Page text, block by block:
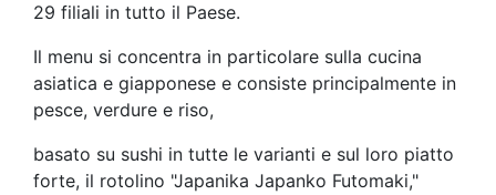
29 filiali in tutto il Paese.
Il menu si concentra in particolare sulla cucina
asiatica e giapponese e consiste principalmente in
pesce, verdure e riso,
basato su sushi in tutte le varianti e sul loro piatto
forte, il rotolino "Japanika Japanko Futomaki,"